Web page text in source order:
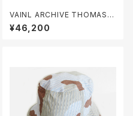
VAINL ARCHIVE THOMAS-
D
¥46,200